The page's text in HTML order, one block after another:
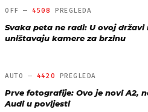
OFF —4508 PREGLEDA
Svaka peta ne radi: U ovoj državi
uništavaju kamere za brzinu
AUTO — 4420 PREGLEDA
Prve fotografije: Ovo je novi A2,
Audi u povijesti